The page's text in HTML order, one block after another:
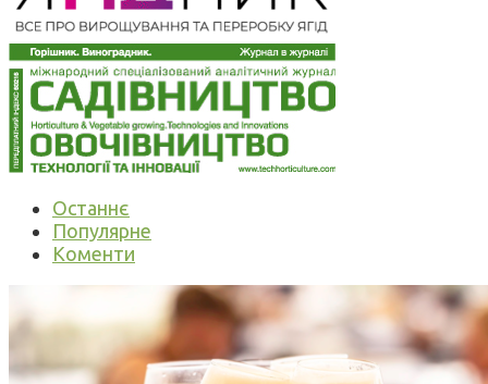
Останнє
Популярне
Коменти